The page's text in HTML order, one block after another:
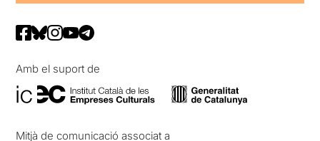
Amb el suport de
Mitjà de comunicació associat a